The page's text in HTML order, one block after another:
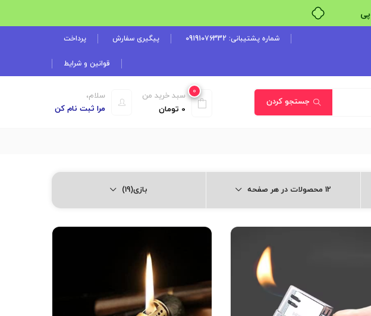
شماره پشتیبانی: 09191076332 پیگیری سفارش پرداخت
قوانین و شرایط
جستجو کردن
سلام،
مرا ثبت نام کن
0
سبد خرید من
0 تومان
12 محصولات در هر صفحه بازی(19)